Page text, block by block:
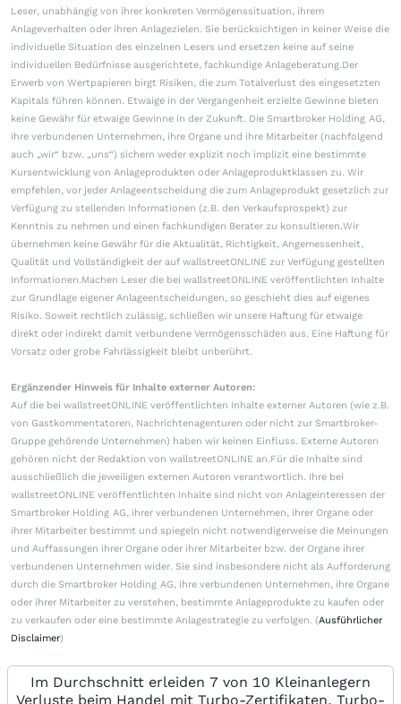
Leser, unabhängig von ihrer konkreten Vermögenssituation, ihrem
Anlageverhalten oder ihren Anlagezielen. Sie berücksichtigen in keiner Weise die
individuelle Situation des einzelnen Lesers und ersetzen keine auf seine
individuellen Bedürfnisse ausgerichtete, fachkundige Anlageberatung.Der
Erwerb von Wertpapieren birgt Risiken, die zum Totalverlust des eingesetzten
Kapitals führen können. Etwaige in der Vergangenheit erzielte Gewinne bieten
keine Gewähr für etwaige Gewinne in der Zukunft. Die Smartbroker Holding AG,
ihre verbundenen Unternehmen, ihre Organe und ihre Mitarbeiter (nachfolgend
auch „wir“ bzw. „uns“) sichern weder explizit noch implizit eine bestimmte
Kursentwicklung von Anlageprodukten oder Anlageproduktklassen zu. Wir
empfehlen, vor jeder Anlageentscheidung die zum Anlageprodukt gesetzlich zur
Verfügung zu stellenden Informationen (z.B. den Verkaufsprospekt) zur
Kenntnis zu nehmen und einen fachkundigen Berater zu konsultieren.Wir
übernehmen keine Gewähr für die Aktualität, Richtigkeit, Angemessenheit,
Qualität und Vollständigkeit der auf wallstreetONLINE zur Verfügung gestellten
Informationen.Machen Leser die bei wallstreetONLINE veröffentlichten Inhalte
zur Grundlage eigener Anlageentscheidungen, so geschieht dies auf eigenes
Risiko. Soweit rechtlich zulässig, schließen wir unsere Haftung für etwaige
direkt oder indirekt damit verbundene Vermögensschäden aus. Eine Haftung für
Vorsatz oder grobe Fahrlässigkeit bleibt unberührt.
Ergänzender Hinweis für Inhalte externer Autoren:
Auf die bei wallstreetONLINE veröffentlichten Inhalte externer Autoren (wie z.B.
von Gastkommentatoren, Nachrichtenagenturen oder nicht zur Smartbroker-
Gruppe gehörende Unternehmen) haben wir keinen Einfluss. Externe Autoren
gehören nicht der Redaktion von wallstreetONLINE an.Für die Inhalte sind
ausschließlich die jeweiligen externen Autoren verantwortlich. Ihre bei
wallstreetONLINE veröffentlichten Inhalte sind nicht von Anlageinteressen der
Smartbroker Holding AG, ihrer verbundenen Unternehmen, ihrer Organe oder
ihrer Mitarbeiter bestimmt und spiegeln nicht notwendigerweise die Meinungen
und Auffassungen ihrer Organe oder ihrer Mitarbeiter bzw. der Organe ihrer
verbundenen Unternehmen wider. Sie sind insbesondere nicht als Aufforderung
durch die Smartbroker Holding AG, ihre verbundenen Unternehmen, ihre Organe
oder ihrer Mitarbeiter zu verstehen, bestimmte Anlageprodukte zu kaufen oder
zu verkaufen oder eine bestimmte Anlagestrategie zu verfolgen. (Ausführlicher
Disclaimer)
Im Durchschnitt erleiden 7 von 10 Kleinanlegern
Verluste beim Handel mit Turbo-Zertifikaten. Turbo-